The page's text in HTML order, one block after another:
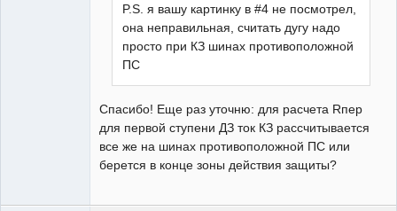
P.S. я вашу картинку в #4 не посмотрел,
она неправильная, считать дугу надо
просто при КЗ шинах противоположной
ПС
Спасибо! Еще раз уточню: для расчета Rпер
для первой ступени ДЗ ток КЗ рассчитывается
все же на шинах противоположной ПС или
берется в конце зоны действия защиты?